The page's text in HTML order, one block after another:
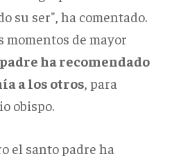
su ser", ha comentado.
momentos de mayor
ha recomendado
a los otros, para
obispo.
el santo padre ha